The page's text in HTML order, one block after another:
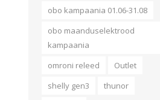
obo kampaania 01.06-31.08
obo maanduselektrood
kampaania
omroni releed
Outlet
shelly gen3
thunor